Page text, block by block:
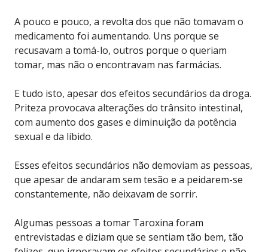
A pouco e pouco, a revolta dos que não tomavam o
medicamento foi aumentando. Uns porque se
recusavam a tomá-lo, outros porque o queriam
tomar, mas não o encontravam nas farmácias.
E tudo isto, apesar dos efeitos secundários da droga.
Priteza provocava alterações do trânsito intestinal,
com aumento dos gases e diminuição da potência
sexual e da líbido.
Esses efeitos secundários não demoviam as pessoas,
que apesar de andaram sem tesão e a peidarem-se
constantemente, não deixavam de sorrir.
Algumas pessoas a tomar Taroxina foram
entrevistadas e diziam que se sentiam tão bem, tão